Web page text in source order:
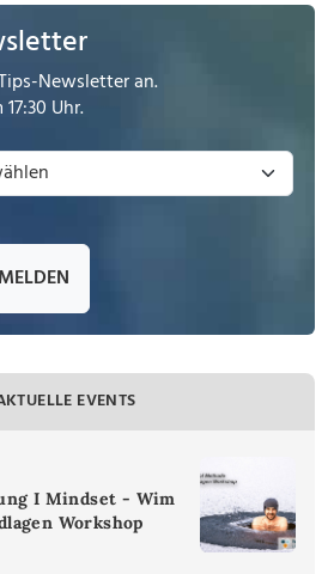
Newsletter an.
Uhr.
EVENTS
I Mindset - Wim
Workshop